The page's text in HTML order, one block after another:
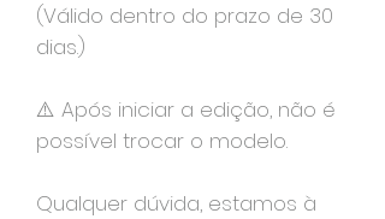
(Válido dentro do prazo de 30
dias.)
⚠️ Após iniciar a edição, não é
possível trocar o modelo.
Qualquer dúvida, estamos à